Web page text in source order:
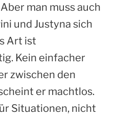
man muss auch
und Justyna sich
Art ist
Kein einfacher
zwischen den
er machtlos.
Situationen, nicht